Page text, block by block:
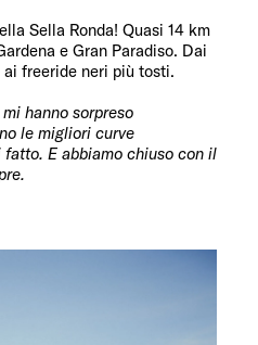
Sella Ronda! Quasi 14 km
e Gran Paradiso. Dai
freeride neri più tosti.
hanno sorpreso
le migliori curve
E abbiamo chiuso con il